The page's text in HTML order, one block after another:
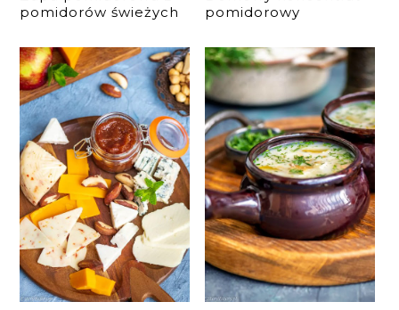
pomidorów świeżych
pomidorowy